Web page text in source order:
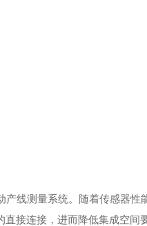
产线测量系统。随着传感器性
接连接，进而降低集成空间